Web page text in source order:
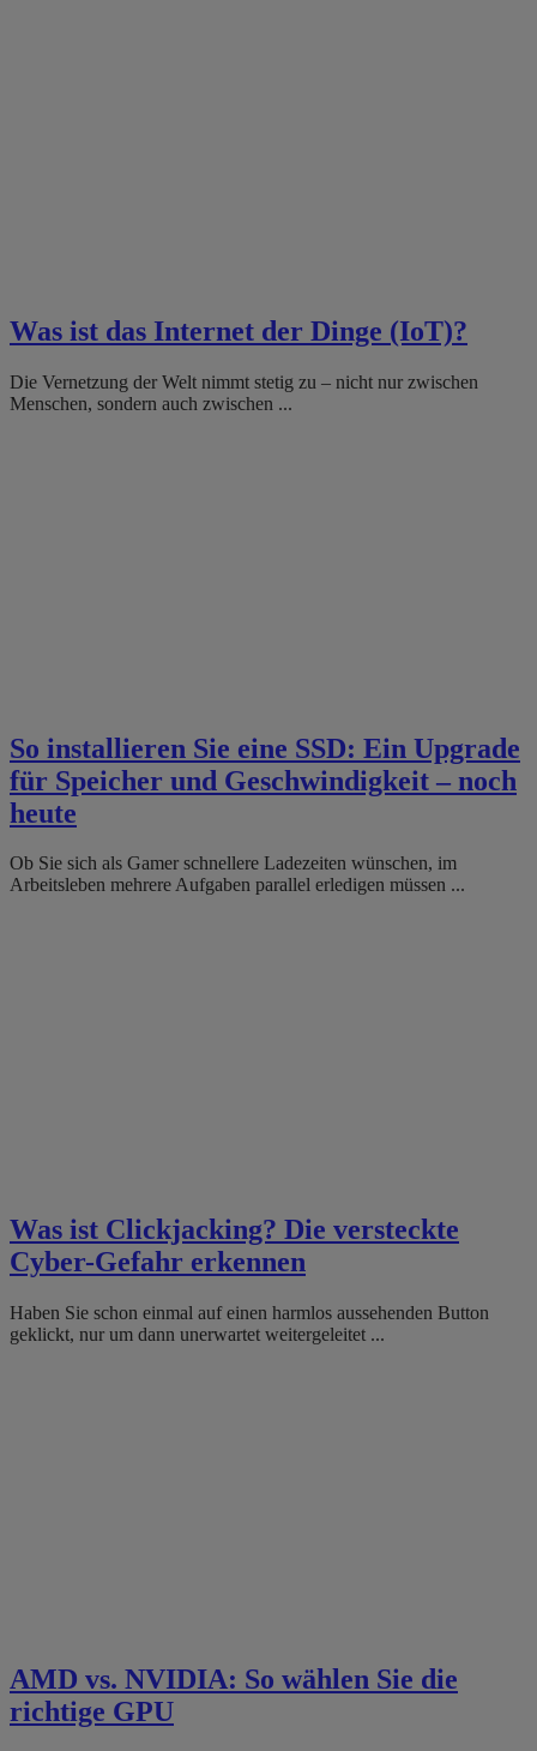
Was ist das Internet der Dinge (IoT)?
Die Vernetzung der Welt nimmt stetig zu – nicht nur zwischen
Menschen, sondern auch zwischen ...
So installieren Sie eine SSD: Ein Upgrade
für Speicher und Geschwindigkeit – noch
heute
Ob Sie sich als Gamer schnellere Ladezeiten wünschen, im
Arbeitsleben mehrere Aufgaben parallel erledigen müssen ...
Was ist Clickjacking? Die versteckte
Cyber-Gefahr erkennen
Haben Sie schon einmal auf einen harmlos aussehenden Button
geklickt, nur um dann unerwartet weitergeleitet ...
AMD vs. NVIDIA: So wählen Sie die
richtige GPU